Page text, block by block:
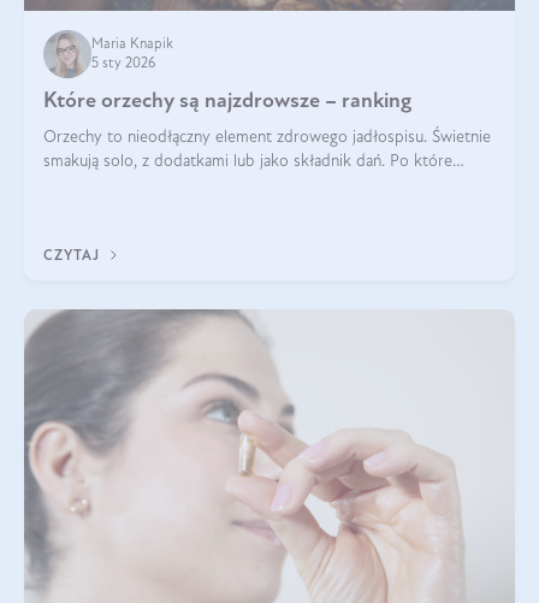
Maria Knapik
5 sty 2026
Które orzechy są najzdrowsze – ranking
Orzechy to nieodłączny element zdrowego jadłospisu. Świetnie
smakują solo, z dodatkami lub jako składnik dań. Po które
CZYTAJ